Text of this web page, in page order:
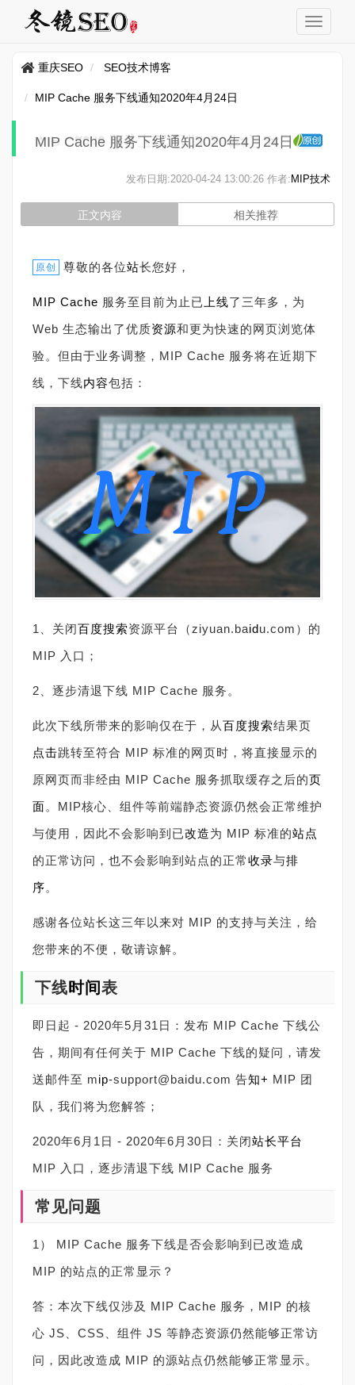
重庆SEO SEO技术博客
MIP Cache 服务下线通知2020年4月24日
MIP Cache 服务下线通知2020年4月24日
发布日期:2020-04-24 13:00:26 作者: MIP技术
正文内容 相关推荐
原创 尊敬的各位站长您好，
MIP Cache 服务至目前为止已 上线了三年多，为
Web 生态输出了优质资源和更为快速的网页浏览体
验。但由于业务调整，MIP Cache 服务将在近期下
线，下线内容包括：
1、关闭百度搜索资源平台（ziyuan.baidu.com）的
MIP 入口；
2、逐步清退下线 MIP Cache 服务。
此次下线所带来的影响仅在于，从百度搜索结果页
点击跳转至符合 MIP 标准的网页时，将直接显示的
原网页而非经由 MIP Cache 服务抓取缓存之后的页
面。MIP核心、组件等前端静态资源仍然会正常维护
与使用，因此不会影响到已改造为 MIP 标准的站点
的正常访问，也不会影响到站点的正常收录与排
序。
感谢各位站长这三年以来对 MIP 的支持与关注，给
您带来的不便，敬请谅解。
下线时间表
即日起 - 2020年5月31日：发布 MIP Cache 下线公
告，期间有任何关于 MIP Cache 下线的疑问，请发
送邮件至 mip-support@baidu.com 告知+ MIP 团
队，我们将为您解答；
2020年6月1日 - 2020年6月30日：关闭站长平台
MIP 入口，逐步清退下线 MIP Cache 服务
常见问题
1） MIP Cache 服务下线是否会影响到已改造成
MIP 的站点的正常显示？
答：本次下线仅涉及 MIP Cache 服务，MIP 的核
心 JS、CSS、组件 JS 等静态资源仍然能够正常访
问，因此改造成 MIP 的源站点仍然能够正常显示。